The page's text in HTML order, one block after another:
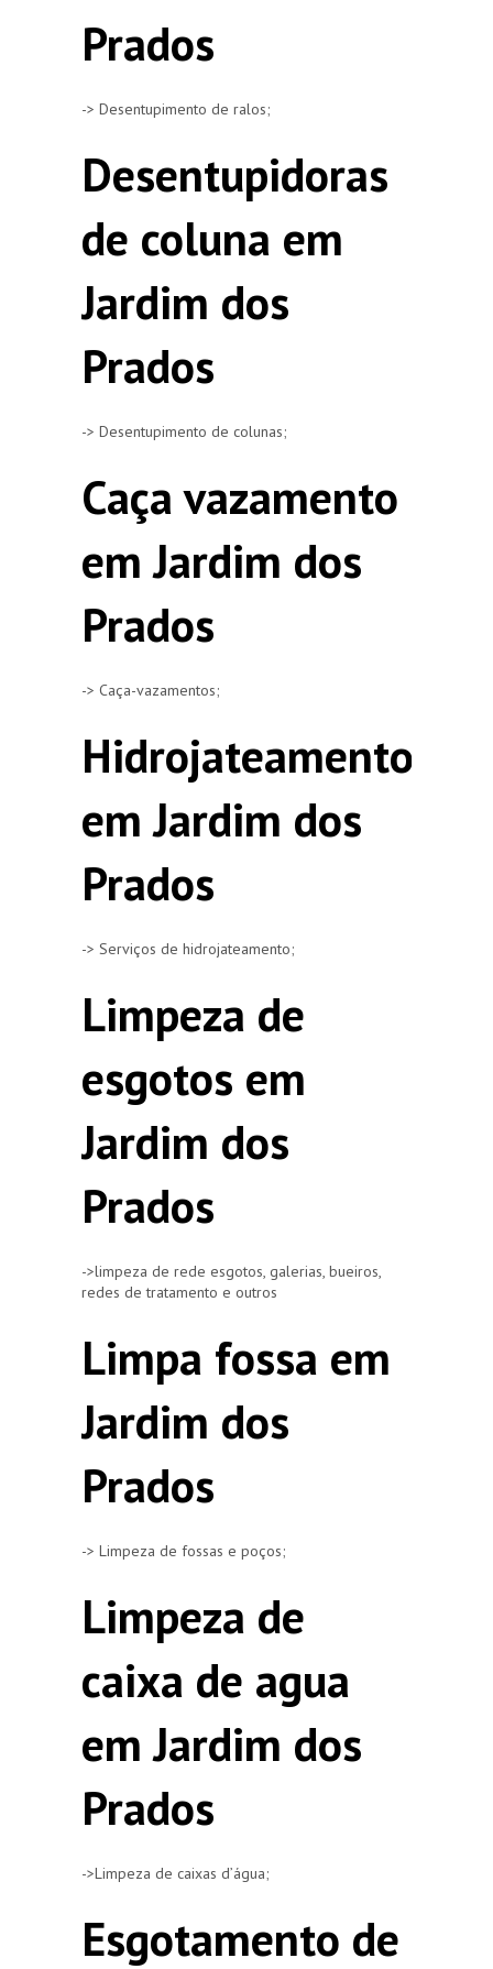
Prados
-> Desentupimento de ralos;
Desentupidoras
de coluna em
Jardim dos
Prados
-> Desentupimento de colunas;
Caça vazamento
em Jardim dos
Prados
-> Caça-vazamentos;
Hidrojateamento
em Jardim dos
Prados
-> Serviços de hidrojateamento;
Limpeza de
esgotos em
Jardim dos
Prados
->limpeza de rede esgotos, galerias, bueiros,
redes de tratamento e outros
Limpa fossa em
Jardim dos
Prados
-> Limpeza de fossas e poços;
Limpeza de
caixa de agua
em Jardim dos
Prados
->Limpeza de caixas d’água;
Esgotamento de